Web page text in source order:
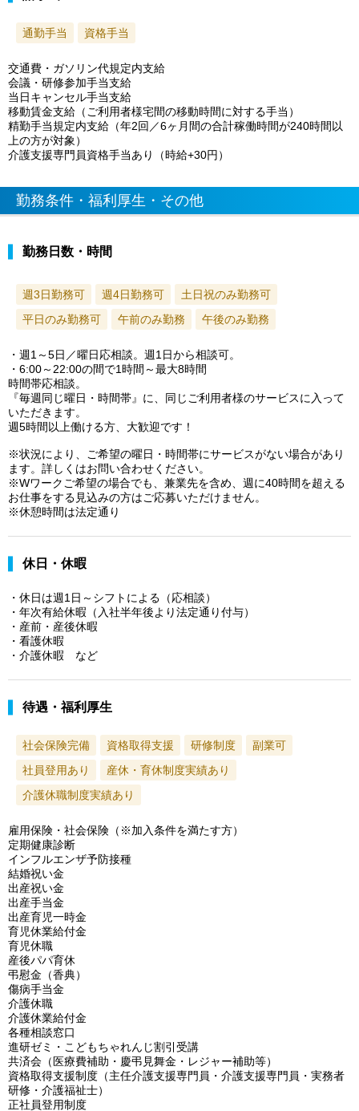
通勤手当 資格手当
交通費・ガソリン代規定内支給
会議・研修参加手当支給
当日キャンセル手当支給
移動賃金支給（ご利用者様宅間の移動時間に対する手当）
精勤手当規定内支給（年2回／6ヶ月間の合計稼働時間が240時間以
上の方が対象）
介護支援専門員資格手当あり（時給+30円）
勤務条件・福利厚生・その他
勤務日数・時間
週3日勤務可 週4日勤務可
土日祝のみ勤務可
平日のみ勤務可
午前のみ勤務 午後のみ勤務
・週1～5日／曜日応相談。週1日から相談可。
・6:00～22:00の間で1時間～最大8時間
時間帯応相談。
『毎週同じ曜日・時間帯』に、同じご利用者様のサービスに入って
いただきます。
週5時間以上働ける方、大歓迎です！
※状況により、ご希望の曜日・時間帯にサービスがない場合があり
ます。詳しくはお問い合わせください。
※Wワークご希望の場合でも、兼業先を含め、週に40時間を超える
お仕事をする見込みの方はご応募いただけません。
※休憩時間は法定通り
休日・休暇
・休日は週1日～シフトによる（応相談）
・年次有給休暇（入社半年後より法定通り付与）
・産前・産後休暇
・看護休暇
・介護休暇 など
待遇・福利厚生
社会保険完備 資格取得支援 研修制度
副業可
社員登用あり
産休・育休制度実績あり
介護休職制度実績あり
雇用保険・社会保険（※加入条件を満たす方）
定期健康診断
インフルエンザ予防接種
結婚祝い金
出産祝い金
出産手当金
出産育児一時金
育児休業給付金
育児休職
産後パパ育休
弔慰金（香典）
傷病手当金
介護休職
介護休業給付金
各種相談窓口
進研ゼミ・こどもちゃれんじ割引受講
共済会（医療費補助・慶弔見舞金・レジャー補助等）
資格取得支援制度（主任介護支援専門員・介護支援専門員・実務者
研修・介護福祉士）
正社員登用制度